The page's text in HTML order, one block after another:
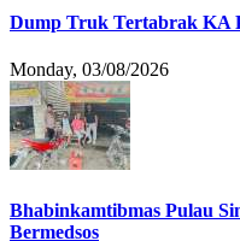
Dump Truk Tertabrak KA
Monday, 03/08/2026
Bhabinkamtibmas Pulau
Bermedsos